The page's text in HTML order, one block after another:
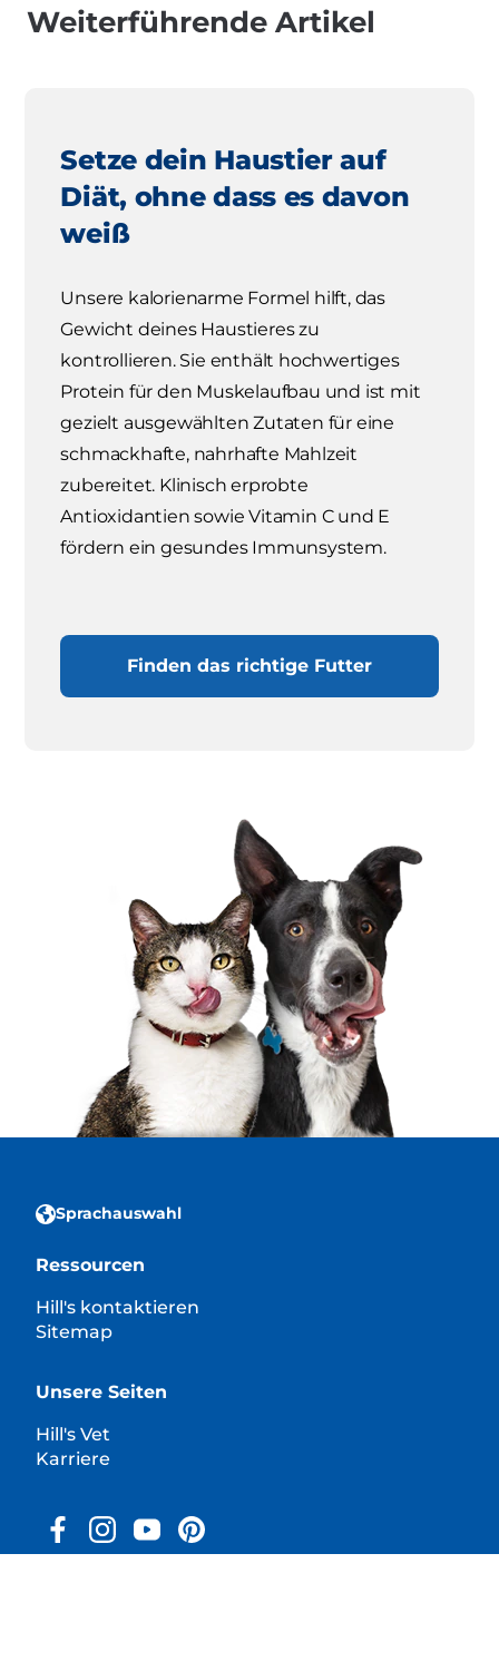
Weiterführende Artikel
Setze dein Haustier auf
Diät, ohne dass es davon
weiß
Unsere kalorienarme Formel hilft, das
Gewicht deines Haustieres zu
kontrollieren. Sie enthält hochwertiges
Protein für den Muskelaufbau und ist mit
gezielt ausgewählten Zutaten für eine
schmackhafte, nahrhafte Mahlzeit
zubereitet. Klinisch erprobte
Antioxidantien sowie Vitamin C und E
fördern ein gesundes Immunsystem.
Finden das richtige Futter
Sprachauswahl
Ressourcen
Hill's kontaktieren
Sitemap
Unsere Seiten
Hill's Vet
Karriere